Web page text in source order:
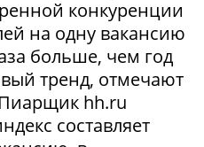
конкуренции
на одну вакансию
больше, чем год
тренд, отмечают
hh.ru
составляет